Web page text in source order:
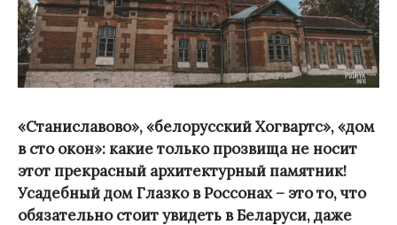
«Станиславово», «белорусский Хогвартс», «дом
в сто окон»: какие только прозвища не носит
этот прекрасный архитектурный памятник!
Усадебный дом Глазко в Россонах – это то, что
обязательно стоит увидеть в Беларуси, даже